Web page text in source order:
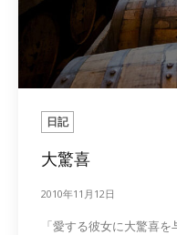
日記
大驚喜
2010年11月12日
「愛する彼女に大驚喜